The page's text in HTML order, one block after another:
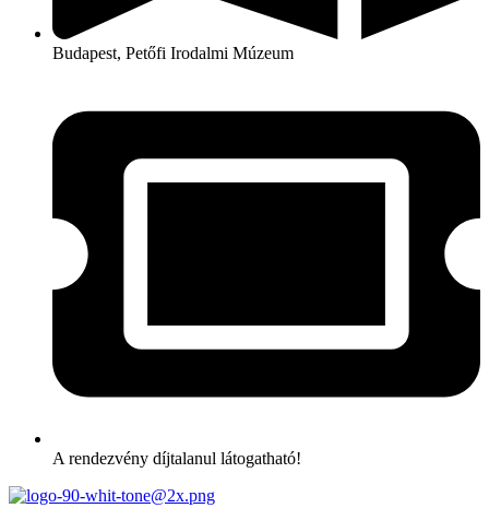
Budapest, Petőfi Irodalmi Múzeum
A rendezvény díjtalanul látogatható!